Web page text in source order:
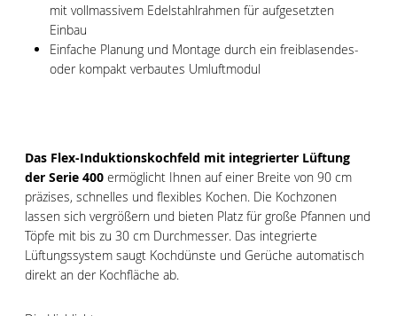
mit vollmassivem Edelstahlrahmen für aufgesetzten
Einbau
Einfache Planung und Montage durch ein freiblasendes-
oder kompakt verbautes Umluftmodul
Das Flex-Induktionskochfeld mit integrierter Lüftung
der Serie 400 ermöglicht Ihnen auf einer Breite von 90 cm
präzises, schnelles und flexibles Kochen. Die Kochzonen
lassen sich vergrößern und bieten Platz für große Pfannen und
Töpfe mit bis zu 30 cm Durchmesser. Das integrierte
Lüftungssystem saugt Kochdünste und Gerüche automatisch
direkt an der Kochfläche ab.